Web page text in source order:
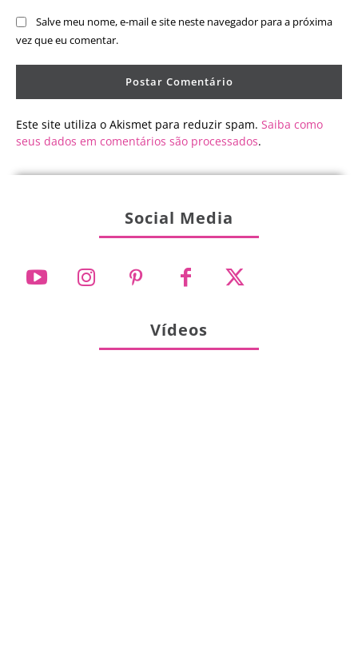
Salve meu nome, e-mail e site neste navegador para a próxima
vez que eu comentar.
Este site utiliza o Akismet para reduzir spam. Saiba como
seus dados em comentários são processados.
Social Media
Vídeos